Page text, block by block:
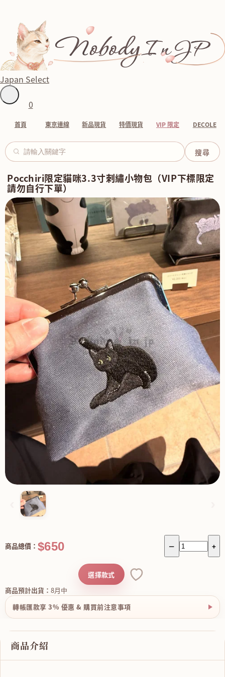
Japan Select
0
首頁 東京連線 新品現貨 特價現貨 VIP 限定 DECOLE
Pocchiri限定貓咪3.3寸刺繡小物包（VIP下標限定
請勿自行下單）
－ +
商品總價： $650
商品預計出貨： 8月中
選擇款式
轉帳匯款享 3% 優惠 & 購買前注意事項
商品介紹